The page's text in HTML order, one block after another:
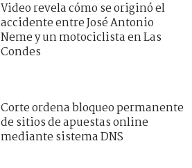
Video revela cómo se originó el
accidente entre José Antonio
Neme y un motociclista en Las
Condes
Corte ordena bloqueo permanente
de sitios de apuestas online
mediante sistema DNS